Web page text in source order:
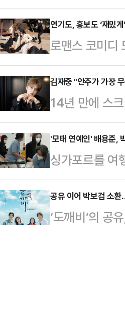
다.22일 영화
5'는 19일부터
를 차지했다.
든 '군체'다. '
만 7525명을
며 장기 흥행
연기도, 홍보도 ‘재밌
로맨스 코미디
로 이목을 끌고
여를 하면서,
10%의 시청률
면서도 ‘웃긴’
이 씌어 ‘악질
는 악질재벌
가짐…
김재중 "안주가 가장
14년 만에 스
밀었다. 영화 '
학생 3명이 실
악귀와 맞서는
영화계의 독창
화이기도 하다
된 어둠과 악
신사가…
'모태 연예인' 배용준,
싱가포르를 여
용준은 세월이
계망서비스
니 어드벤처
에서 내린 배
공유 이어 박보검 소
‘도깨비’의 공
지. 10년 전 인